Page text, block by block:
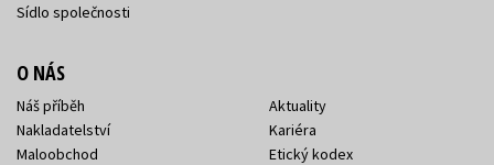
Sídlo společnosti
O NÁS
Náš příběh
Nakladatelství
Maloobchod
Aktuality
Kariéra
Etický kodex